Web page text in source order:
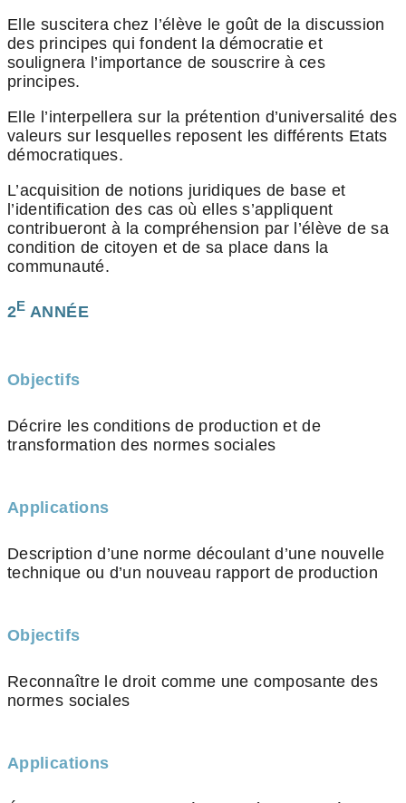
Elle suscitera chez l’élève le goût de la discussion
des principes qui fondent la démocratie et
soulignera l’importance de souscrire à ces
principes.
Elle l’interpellera sur la prétention d’universalité des
valeurs sur lesquelles reposent les différents Etats
démocratiques.
L’acquisition de notions juridiques de base et
l’identification des cas où elles s’appliquent
contribueront à la compréhension par l’élève de sa
condition de citoyen et de sa place dans la
communauté.
2E ANNÉE
Objectifs
Décrire les conditions de production et de
transformation des normes sociales
Applications
Description d’une norme découlant d’une nouvelle
technique ou d’un nouveau rapport de production
Objectifs
Reconnaître le droit comme une composante des
normes sociales
Applications